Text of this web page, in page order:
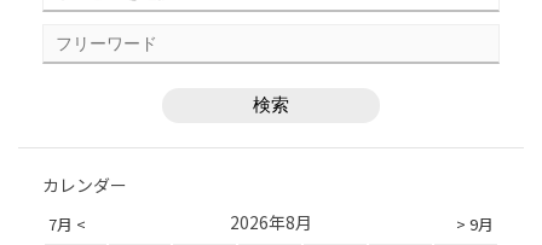
カレンダー
7月 < > 9月
2026年8月